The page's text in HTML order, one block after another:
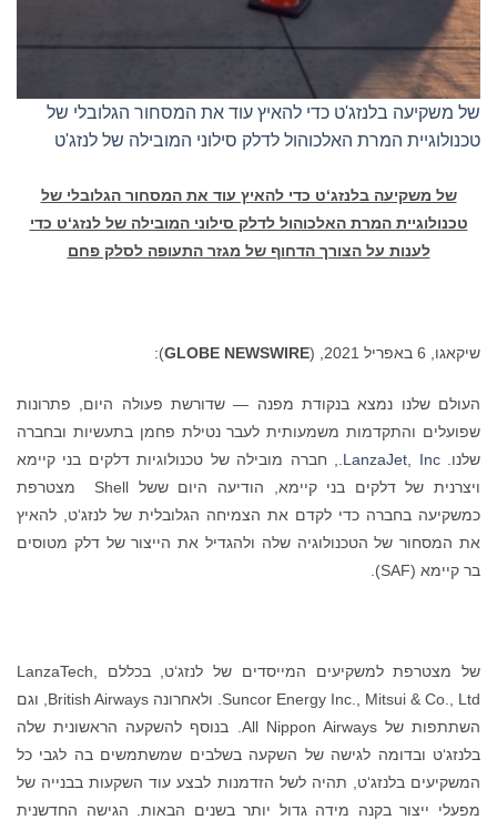
של משקיעה בלנזג'ט כדי להאיץ עוד את המסחור הגלובלי של
טכנולוגיית המרת האלכוהול לדלק סילוני המובילה של לנזג'ט
של משקיעה בלנזג‘ט כדי להאיץ עוד את המסחור הגלובלי של
טכנולוגיית המרת האלכוהול לדלק סילוני המובילה של לנזג‘ט כדי
לענות על הצורך הדחוף של מגזר התעופה לסלק פחם
שיקאגו, 6 באפריל 2021, ( GLOBE NEWSWIRE
):
העולם שלנו נמצא בנקודת מפנה — שדורשת פעולה היום, פתרונות
שפועלים והתקדמות משמעותית לעבר נטילת פחמן בתעשיות ובחברה
שלנו.LanzaJet, Inc.
, חברה מובילה של טכנולוגיות דלקים בני קיימא
ויצרנית של דלקים בני קיימא, הודיעה היום ששל Shell מצטרפת
כמשקיעה בחברה כדי לקדם את הצמיחה הגלובלית של לנזג‘ט, להאיץ
את המסחור של הטכנולוגיה שלה ולהגדיל את הייצור של דלק מטוסים
בר קיימא (SAF).
של מצטרפת למשקיעים המייסדים של לנזג‘ט, בכללם LanzaTech,
Suncor Energy Inc., Mitsui & Co., Ltd. ולאחרונה British Airways, וגם
השתתפות של All Nippon Airways. בנוסף להשקעה הראשונית שלה
בלנזג‘ט ובדומה לגישה של השקעה בשלבים שמשתמשים בה לגבי כל
המשקיעים בלנזג‘ט, תהיה לשל הזדמנות לבצע עוד השקעות בבנייה של
מפעלי ייצור בקנה מידה גדול יותר בשנים הבאות. הגישה החדשנית